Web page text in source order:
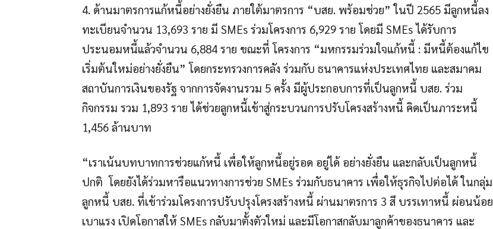
4. ด้านมาตรการแก้หนี้อย่างยั่งยืน ภายใต้มาตรการ “บสย. พร้อมช่วย” ในปี 2565 มีลูกหนี้ลง
ทะเบียนจำนวน 13,693 ราย มี SMEs ร่วมโครงการ 6,929 ราย โดยมี SMEs ได้รับการ
ประนอมหนี้แล้วจำนวน 6,884 ราย ขณะที่ โครงการ “มหกรรมร่วมใจแก้หนี้ : มีหนี้ต้องแก้ไข
เริ่มต้นใหม่อย่างยั่งยืน” โดยกระทรวงการคลัง ร่วมกับ ธนาคารแห่งประเทศไทย และสมาคม
สถาบันการเงินของรัฐ จากการจัดงานรวม 5 ครั้ง มีผู้ประกอบการที่เป็นลูกหนี้ บสย. ร่วม
กิจกรรม รวม 1,893 ราย ได้ช่วยลูกหนี้เข้าสู่กระบวนการปรับโครงสร้างหนี้ คิดเป็นภาระหนี้
1,456 ล้านบาท
“เราเน้นบทบาทการช่วยแก้หนี้ เพื่อให้ลูกหนี้อยู่รอด อยู่ได้ อย่างยั่งยืน และกลับเป็นลูกหนี้
ปกติ โดยยังได้ร่วมหารือแนวทางการช่วย SMEs ร่วมกับธนาคาร เพื่อให้ธุรกิจไปต่อได้ ในกลุ่ม
ลูกหนี้ บสย. ที่เข้าร่วมโครงการปรับปรุงโครงสร้างหนี้ ผ่านมาตรการ 3 สี บรรเทาหนี้ ผ่อนน้อย
เบาแรง เปิดโอกาสให้ SMEs กลับมาตั้งตัวใหม่ และมีโอกาสกลับมาลูกค้าของธนาคาร และ